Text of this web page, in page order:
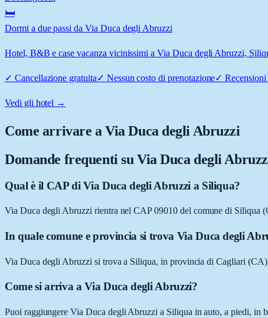
🛏️
Dormi a due passi da Via Duca degli Abruzzi
Hotel, B&B e case vacanza vicinissimi a Via Duca degli Abruzzi,
✓ Cancellazione gratuita✓ Nessun costo di prenotazione✓
Vedi gli hotel →
Come arrivare aVia Duca degli Abruzzi
Domande frequenti su Via Duca degli
Qual è il CAP di Via Duca degli Abruzzi a Siliqua?
Via Duca degli Abruzzi rientra nel CAP 09010 del comune di Siliqua
In quale comune e provincia si trova Via Duca degli
Via Duca degli Abruzzi si trova a Siliqua, in provincia di Cagliari
Come si arriva a Via Duca degli Abruzzi?
Puoi raggiungere Via Duca degli Abruzzi a Siliqua in auto, a piedi, in